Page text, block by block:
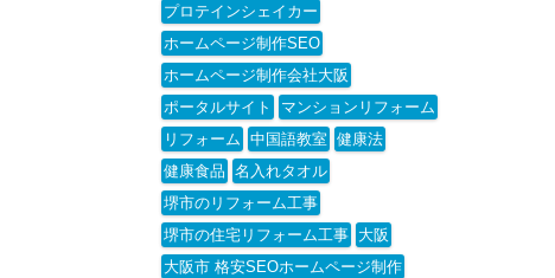
プロテインシェイカー
ホームページ制作SEO
ホームページ制作会社大阪
ポータルサイト
マンションリフォーム
リフォーム 中国語教室 健康法
健康食品 名入れタオル
堺市のリフォーム工事
堺市の住宅リフォーム工事 大阪
大阪市 格安SEOホームページ制作